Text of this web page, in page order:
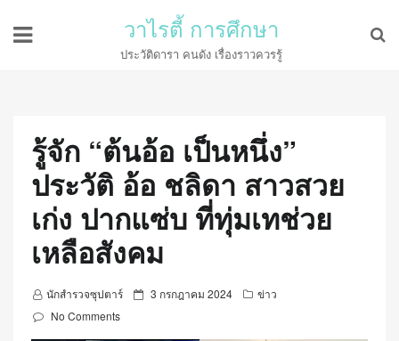
วาไรตี้ การศึกษา
ประวัติดารา คนดัง เรื่องราวควรรู้
รู้จัก “ต้นอ้อ เป็นหนึ่ง”
ประวัติ อ้อ ชลิดา สาวสวย
เก่ง ปากแซ่บ ที่ทุ่มเทช่วย
เหลือสังคม
นักสำรวจซุปตาร์
P 3 กรกฎาคม 2024
ข่าว
No Comments